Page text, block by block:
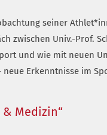
seiner
zwischen Univ.-Prof.
und wie mit neuen
Erkenntnisse im
& Medizin“